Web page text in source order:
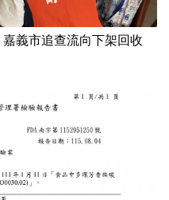
義市追查流向下架回收